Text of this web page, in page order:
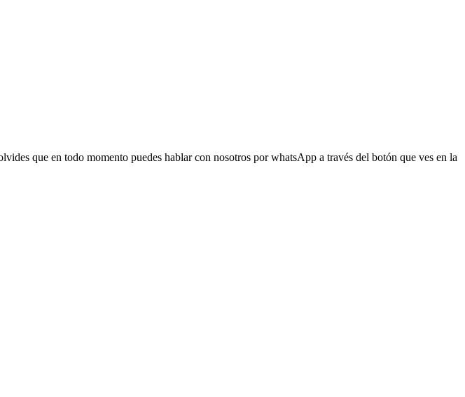
que en todo momento puedes hablar con nosotros por whatsApp a través del botón que ves en la